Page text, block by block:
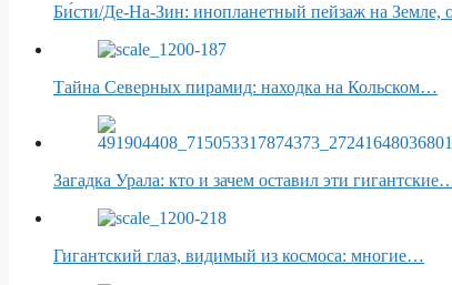
Би́сти/Де-На-Зин: инопланетный пейзаж на Земле,
Тайна Северных пирамид: находка на Кольском…
Загадка Урала: кто и зачем оставил эти
Гигантский глаз, видимый из космоса: многие…